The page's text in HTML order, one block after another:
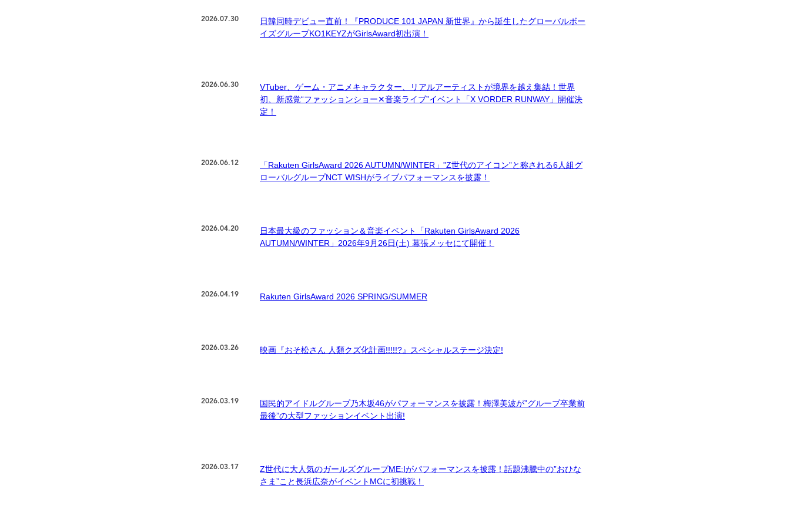
2026.07.30
日韓同時デビュー直前！『PRODUCE 101 JAPAN 新世界』から誕生したグローバルボー
イズグループKO1KEYZがGirlsAward初出演！
2026.06.30
VTuber、ゲーム・アニメキャラクター、リアルアーティストが境界を越え集結！世界
初、新感覚“ファッションショー✕音楽ライブ”イベント「X VORDER RUNWAY」開催決
定！
2026.06.12
「Rakuten GirlsAward 2026 AUTUMN/WINTER」”Z世代のアイコン”と称される6人組グ
ローバルグループNCT WISHがライブパフォーマンスを披露！
2026.04.20
日本最大級のファッション＆音楽イベント「Rakuten GirlsAward 2026
AUTUMN/WINTER」2026年9月26日(土) 幕張メッセにて開催！
2026.04.19 Rakuten GirlsAward 2026 SPRING/SUMMER
2026.03.26 映画『おそ松さん 人類クズ化計画!!!!!?』スペシャルステージ決定!
2026.03.19
国民的アイドルグループ乃木坂46がパフォーマンスを披露！梅澤美波が”グループ卒業前
最後”の大型ファッションイベント出演!
2026.03.17
Z世代に大人気のガールズグループME:Iがパフォーマンスを披露！話題沸騰中の”おひな
さま”こと長浜広奈がイベントMCに初挑戦！